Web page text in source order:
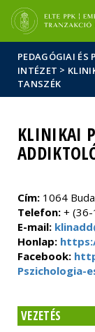
PEDAGÓGIAI ÉS
INTÉZET >
TANSZÉK
KLINIKAI
Cím: 1064
Telefon: +
E-mail:
Honlap:
Facebook:
Pszichologia-
VEZETÉS